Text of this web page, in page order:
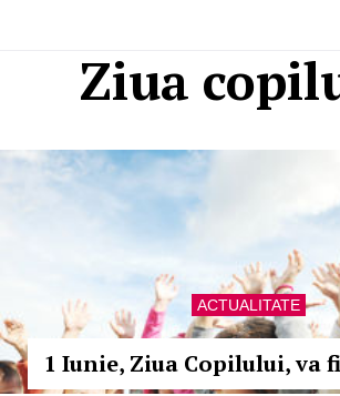
Ziua
ACTUALITATE
1 Iunie, Ziua Copilului, va